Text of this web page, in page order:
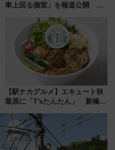
車上回る個室」を報道公開 プ
【駅ナカグルメ】エキュート秋
葉原に「T’sたんたん」 新橋に
饅」、オムライス専門店「肉と
たまご」新グルメ続々登場！
【2026年8月】